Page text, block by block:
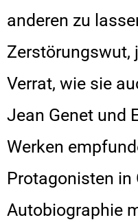
anderen zu
Zerstörungswut,
Verrat, wie sie
Jean Genet und
Werken
Protagonisten in
Autobiographie